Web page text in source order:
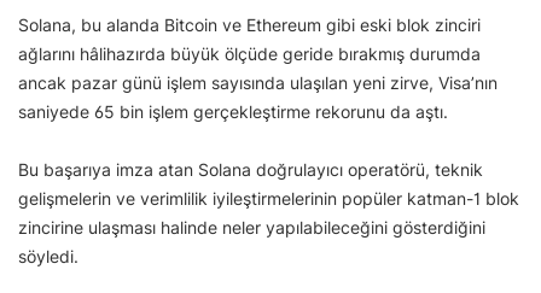
Solana, bu alanda Bitcoin ve Ethereum gibi eski blok zinciri
ağlarını hâlihazırda büyük ölçüde geride bırakmış durumda
ancak pazar günü işlem sayısında ulaşılan yeni zirve, Visa’nın
saniyede 65 bin işlem gerçekleştirme rekorunu da aştı.
Bu başarıya imza atan Solana doğrulayıcı operatörü, teknik
gelişmelerin ve verimlilik iyileştirmelerinin popüler katman-1 blok
zincirine ulaşması halinde neler yapılabileceğini gösterdiğini
söyledi.